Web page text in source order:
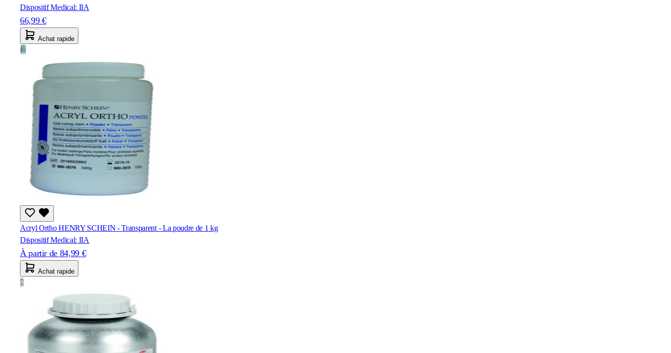
Dispositif Medical: IIA
66,99 €
Achat rapide
Acryl Ortho HENRY SCHEIN - Transparent - La poudre de 1 kg
Dispositif Medical: IIA
À partir de 84,99 €
Achat rapide